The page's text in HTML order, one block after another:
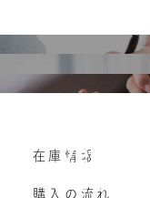
購入の流れ
よくいただ
Vehicle
車両買い取り
在庫情報
購入の流れ